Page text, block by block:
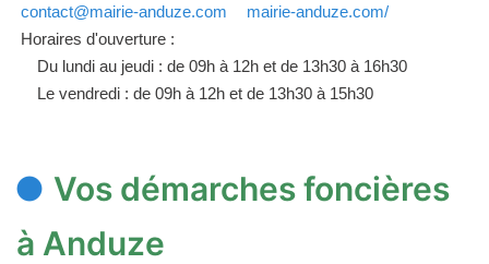
contact@mairie-anduze.com
mairie-anduze.com/
Horaires d'ouverture :
Du lundi au jeudi : de 09h à 12h et de 13h30 à 16h30
Le vendredi : de 09h à 12h et de 13h30 à 15h30
Vos démarches foncières
à Anduze